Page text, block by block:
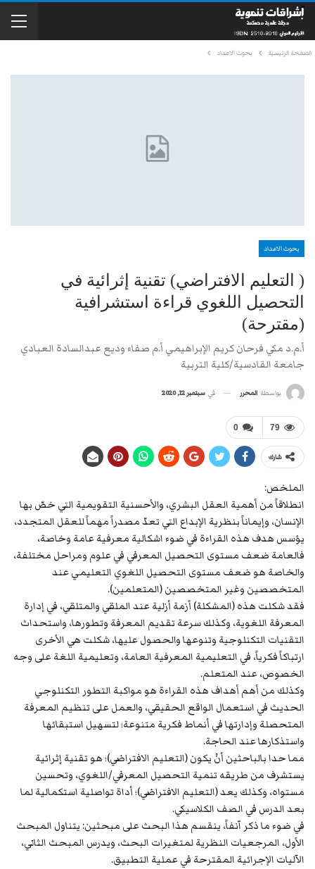
الصفحة الرئيسية بحوث الاعداد
بحوث الاعداد
( التعليم الافتراضي) تقنية إثرائية في
التحصيل اللغوي قراءة استشرافية
(مقترحة)
أ.م.د مكي فرحان كريم الإبراهيمي أ.م صفاء وديع عبدالسادة العبادي
جامعة القادسية/كلية التربية
بواسطة المحرر في سبتمبر 12, 2020
0 79
شارك
الملخص:
انطلاقاً من أهمية العقل البشري، والأحسنية التقويمية التي خصّ بها
الإنسان، وإيماناً بنظرية الإبداع التي تعدّ مصدراً مهماً للعقل المتجدد،
يؤسس هدف هذه القراءة في ضوء اشكالية معرفية عامة وخاصة،
فالعامة ضعف مستوى التحصيل المعرفي في علوم ومراحل مختلفة،
والخاصة هو ضعف مستوى التحصيل اللغوي التعليمي عند
المتخصصين وغير المتخصصين (المتعلمين).
فقد شكلت هذه (المشكلة) أزمة أزلية عند الملقي والمتلقي، في إدارة
المعرفة اللغوية، وكذلك سرعة تقديم المعرفة وتطورها، واستحداث
التقنيات التكنلوجية وتنوعها والحصول عليها، شكلت هي الأخرى
ارتباكاً فكرياً، في التعليمية المعرفية العامة، وتعليمية اللغة على وجه
الخصوص، عند المتعلم.
وكذلك من أهم أهداف هذه القراءة هو مواكبة التطور التكنلوجي
الحديث في استعمال الواقع الحقيقي، والعمل على تنظيم المعرفة
المتحصلة وإدارتها في أنماط فكرية متنوعة؛ لتسهيل استبقائها
واستذكارها عند الحاجة.
مما حدا بالباحثين أنْ يكون (التعليم الافتراضي)؛ هو تقنية إثرائية
يستشرف من طريقه تنمية التحصيل المعرفي/اللغوي، وتحسين
مستواه، وكذلك يعد (التعليم الافتراضي)؛ أداة تواصلية استكمالية لما
بعد الدرس في الصف الكلاسيكي.
في ضوء ما ذكر آنفاً، ينقسم هذا البحث على مبحثين: يتناول المبحث
الأول، المرجعيات النظرية لمتغيرات البحث، ويدرس المبحث الثاني،
الآليات الإجرائية المقترحة في عملية التطبيق.